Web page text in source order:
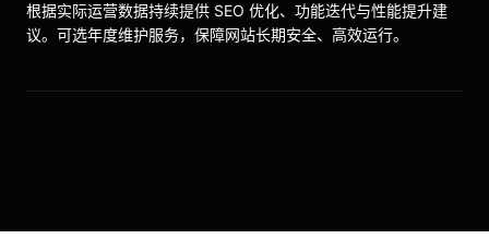
根据实际运营数据持续提供 SEO 优化、功能迭代与性能提升建
议。可选年度维护服务，保障网站长期安全、高效运行。